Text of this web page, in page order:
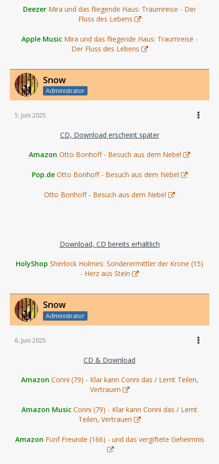
Deezer Mira und das fliegende Haus: Traumreise - Der
Fluss des Lebens
Apple Music Mira und das fliegende Haus: Traumreise -
Der Fluss des Lebens
Snow
Administrator
5. Juni 2025
CD, Download erscheint später
Amazon Otto Bonhoff - Besuch aus dem Nebel
Pop.de Otto Bonhoff - Besuch aus dem Nebel
Otto Bonhoff - Besuch aus dem Nebel
Download, CD bereits erhältlich
HolyShop Sherlock Holmes: Sonderermittler der Krone (15)
- Herz aus Stein
Snow
Administrator
6. Juni 2025
CD & Download
Amazon Conni (79) - Klar kann Conni das / Lernt Teilen,
Vertrauen
Amazon Music Conni (79) - Klar kann Conni das / Lernt
Teilen, Vertrauen
Amazon Fünf Freunde (166) - und das vergiftete Geheimnis